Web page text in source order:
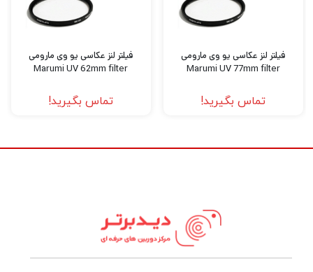
فیلتر لنز عکاسی یو وی مارومی
Marumi UV 77mm filter
تماس بگیرید!
فیلتر لنز عکاسی یو وی مارومی
Marumi UV 62mm filter
تماس بگیرید!